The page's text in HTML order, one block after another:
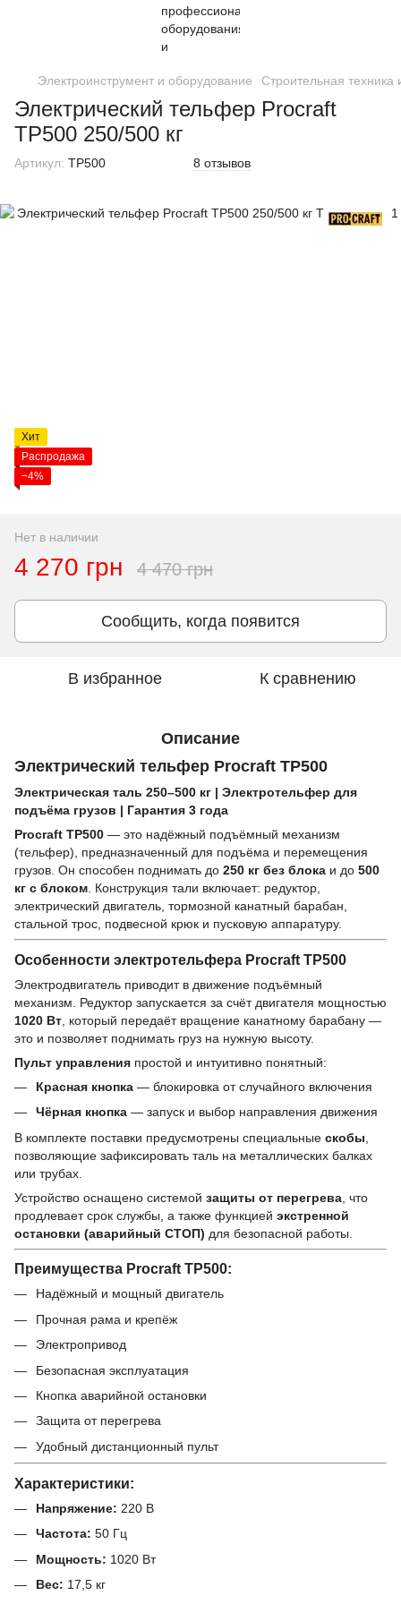
Электроинструмент и оборудование Строительная техника
Электрический тельфер Procraft
TP500 250/500 кг
Артикул: TP500 8 отзывов
Хит
Распродажа
−4%
Нет в наличии
4 270 грн 4 470 грн
Сообщить, когда появится
В избранное К сравнению
Описание
Электрический тельфер Procraft TP500
Электрическая таль 250–500 кг | Электротельфер для
подъёма грузов | Гарантия 3 года
Procraft TP500 — это надёжный подъёмный механизм
(тельфер), предназначенный для подъёма и перемещения
грузов. Он способен поднимать до 250 кг без блока и до 500
кг с блоком . Конструкция тали включает: редуктор,
электрический двигатель, тормозной канатный барабан,
стальной трос, подвесной крюк и пусковую аппаратуру.
Особенности электротельфера Procraft TP500
Электродвигатель приводит в движение подъёмный
механизм. Редуктор запускается за счёт двигателя мощностью
1020 Вт , который передаёт вращение канатному барабану —
это и позволяет поднимать груз на нужную высоту.
Пульт управления простой и интуитивно понятный:
Красная кнопка — блокировка от случайного включения
Чёрная кнопка — запуск и выбор направления движения
В комплекте поставки предусмотрены специальные скобы
позволяющие зафиксировать таль на металлических балках
или трубах.
Устройство оснащено системой защиты от перегрева , что
продлевает срок службы, а также функцией экстренной
остановки (аварийный СТОП) для безопасной работы.
Преимущества Procraft TP500:
Надёжный и мощный двигатель
Прочная рама и крепёж
Электропривод
Безопасная эксплуатация
Кнопка аварийной остановки
Защита от перегрева
Удобный дистанционный пульт
Характеристики:
Напряжение: 220 В
Частота: 50 Гц
Мощность: 1020 Вт
Вес: 17,5 кг